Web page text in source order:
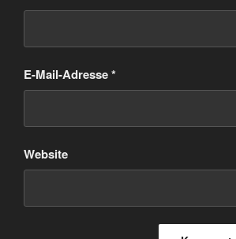
E-Mail-Adresse*
Website